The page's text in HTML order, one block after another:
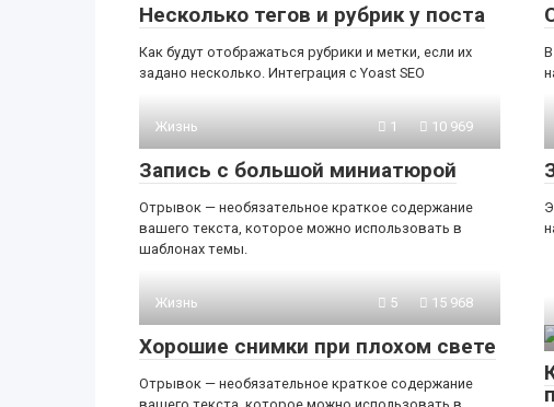
Несколько тегов и рубрик у поста
Как будут отображаться рубрики и метки, если их
задано несколько. Интеграция с Yoast SEO
Жизнь 1 10 969
Запись с большой миниатюрой
Отрывок — необязательное краткое содержание
вашего текста, которое можно использовать в
шаблонах темы.
Жизнь 5 15 968
Хорошие снимки при плохом свете
Отрывок — необязательное краткое содержание